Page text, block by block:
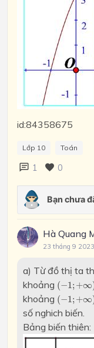
id:84358675
Lớp 10 Toán
1 0
Hà Quang
23 tháng 9 2023
a) Từ đồ thị ta
khoảng (−1;+∞
(− 1 ∞
khoảng (−1;+∞
(− 1 ∞
số nghich biến.
Bảng biến thiên: